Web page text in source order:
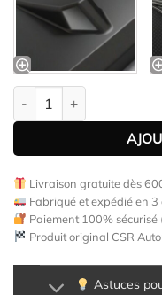
quantité de Lame de
Livraison gratuite dès
Fabriqué et expédié en
Paiement 100% sécurisé
Produit original CSR
Astuces